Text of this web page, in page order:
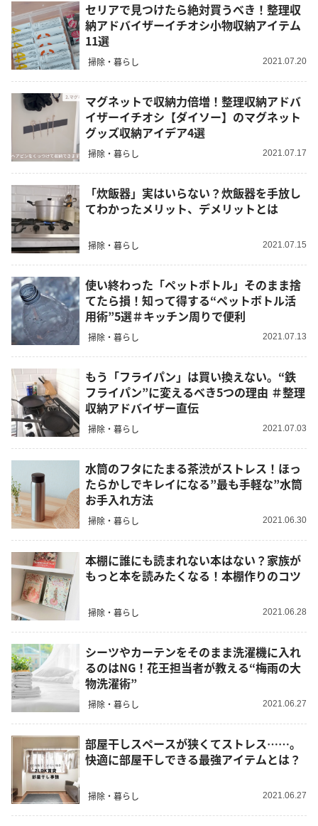
セリアで見つけたら絶対買うべき！整理収
納アドバイザーイチオシ小物収納アイテム
11選
掃除・暮らし 2021.07.20
マグネットで収納力倍増！整理収納アドバ
イザーイチオシ【ダイソー】のマグネット
グッズ収納アイデア4選
掃除・暮らし 2021.07.17
「炊飯器」実はいらない？炊飯器を手放し
てわかったメリット、デメリットとは
掃除・暮らし 2021.07.15
使い終わった「ペットボトル」そのまま捨
てたら損！知って得する“ペットボトル活
用術”5選＃キッチン周りで便利
掃除・暮らし 2021.07.13
もう「フライパン」は買い換えない。“鉄
フライパン”に変えるべき5つの理由 ＃整理
収納アドバイザー直伝
掃除・暮らし 2021.07.03
水筒のフタにたまる茶渋がストレス！ほっ
たらかしでキレイになる”最も手軽な”水筒
お手入れ方法
掃除・暮らし 2021.06.30
本棚に誰にも読まれない本はない？家族が
もっと本を読みたくなる！本棚作りのコツ
掃除・暮らし 2021.06.28
シーツやカーテンをそのまま洗濯機に入れ
るのはNG！花王担当者が教える“梅雨の大
物洗濯術”
掃除・暮らし 2021.06.27
部屋干しスペースが狭くてストレス……。
快適に部屋干しできる最強アイテムとは？
掃除・暮らし 2021.06.27